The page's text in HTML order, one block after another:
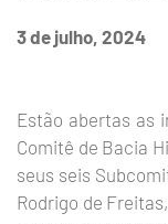
3 de julho, 2024
Estão abertas as
Comitê de Bacia
seus seis
Rodrigo de